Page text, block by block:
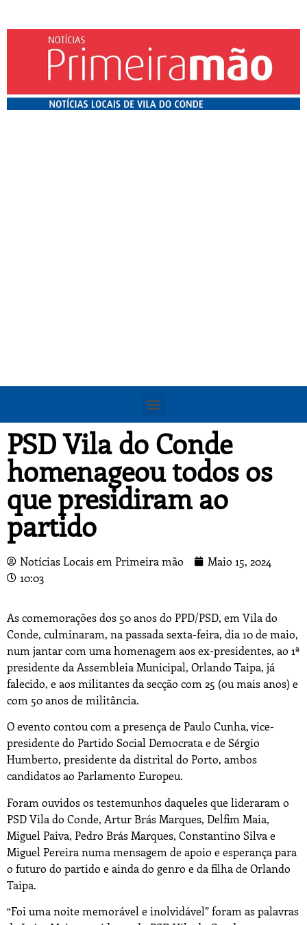
PSD Vila do Conde
homenageou todos os
que presidiram ao
partido
Notícias Locais em Primeira mão
Maio 15, 2024
10:03
As comemorações dos 50 anos do PPD/PSD, em Vila do
Conde, culminaram, na passada sexta-feira, dia 10 de maio,
num jantar com uma homenagem aos ex-presidentes, ao 1ª
presidente da Assembleia Municipal, Orlando Taipa, já
falecido, e aos militantes da secção com 25 (ou mais anos) e
com 50 anos de militância.
O evento contou com a presença de Paulo Cunha, vice-
presidente do Partido Social Democrata e de Sérgio
Humberto, presidente da distrital do Porto, ambos
candidatos ao Parlamento Europeu.
Foram ouvidos os testemunhos daqueles que lideraram o
PSD Vila do Conde, Artur Brás Marques, Delfim Maia,
Miguel Paiva, Pedro Brás Marques, Constantino Silva e
Miguel Pereira numa mensagem de apoio e esperança para
o futuro do partido e ainda do genro e da filha de Orlando
Taipa.
“Foi uma noite memorável e inolvidável” foram as palavras